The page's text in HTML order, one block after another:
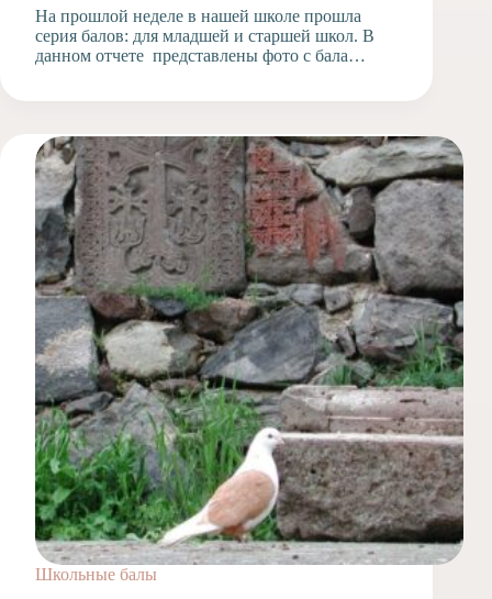
На прошлой неделе в нашей школе прошла
серия балов: для младшей и старшей школ. В
данном отчете представлены фото с бала…
Школьные балы